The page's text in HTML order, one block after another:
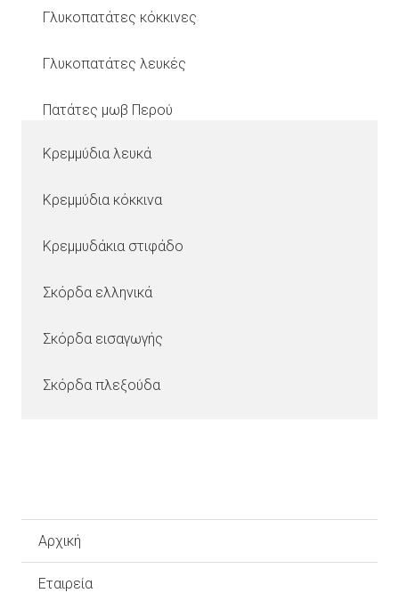
Γλυκοπατάτες κόκκινες
Γλυκοπατάτες λευκές
Πατάτες μωβ Περού
Κρεμμύδια λευκά
Κρεμμύδια κόκκινα
Κρεμμυδάκια στιφάδο
Σκόρδα ελληνικά
Σκόρδα εισαγωγής
Σκόρδα πλεξούδα
Αρχική
Εταιρεία